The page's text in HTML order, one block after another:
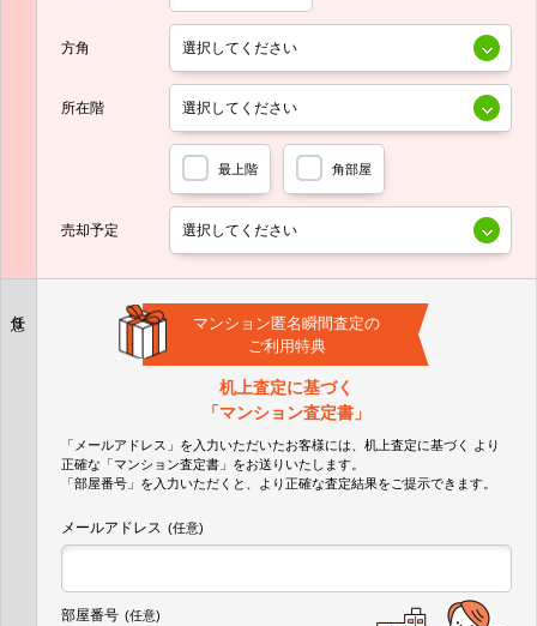
方角
所在階
最上階 角部屋
売却予定
マンション匿名瞬間査定の
ご利用特典
机上査定に基づく
「マンション査定書」
「メールアドレス」を入力いただいたお客様には、机上査定に基づく
より
正確な 「マンション査定書」 をお送りいたします。
「部屋番号」を入力いただくと、より正確な査定結果をご提示できます。
メールアドレス (任意)
部屋番号 (任意)